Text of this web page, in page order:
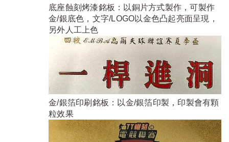
底座蝕刻烤漆銘板：以銅片方式製作，可製作
金/銀底色，文字/LOGO以金色凸起亮面呈現，
另外人工上色
金/銀箔印刷銘板：以金/銀箔印製，印製會有顆
粒效果